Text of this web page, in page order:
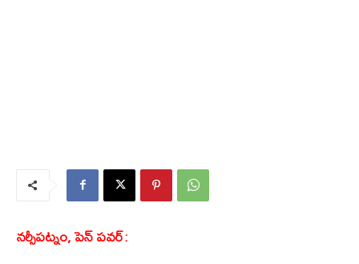
నర్సీపట్నం, పెన్ పవర్: